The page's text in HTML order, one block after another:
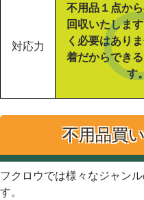
対応力
不用品１点か
回収いたしま
く必要はあり
着だからでき
す
不用品買
フクロウでは様々なジャン
す。